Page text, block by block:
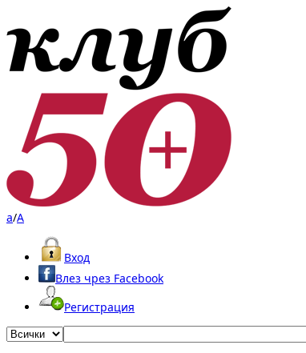
a/A
Вход
Влез чрез Facebook
Регистрация